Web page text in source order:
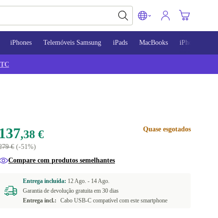
iPhones Telemóveis Samsung iPads MacBooks iPhone 13
TC
137,38 €
€(-51%)
Quase esgotados
Compare com produtos semelhantes
Entrega incluída: 12 Ago. - 14 Ago.
Garantia de devolução gratuita em 30 dias
Entrega incl.:
Cabo USB-C compatível com este smartphone